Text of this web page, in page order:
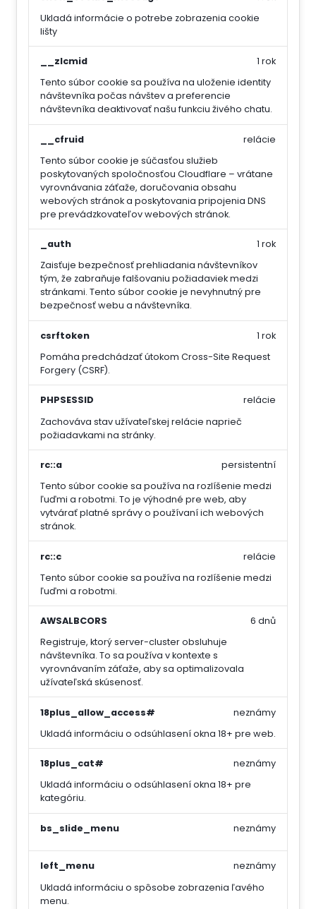
Ukladá informácie o potrebe zobrazenia cookie
lišty
__zlcmid
Tento súbor cookie sa používa na uloženie identity
návštevníka počas návštev a preferencie
návštevníka deaktivovať našu funkciu živého chatu.
1 rok
__cfruid
Tento súbor cookie je súčasťou služieb
poskytovaných spoločnosťou Cloudflare – vrátane
vyrovnávania záťaže, doručovania obsahu
webových stránok a poskytovania pripojenia DNS
pre prevádzkovateľov webových stránok.
relácie
_auth
Zaisťuje bezpečnosť prehliadania návštevníkov
tým, že zabraňuje falšovaniu požiadaviek medzi
stránkami. Tento súbor cookie je nevyhnutný pre
bezpečnosť webu a návštevníka.
1 rok
csrftoken
Pomáha predchádzať útokom Cross-Site Request
Forgery (CSRF).
1 rok
PHPSESSID
Zachováva stav užívateľskej relácie naprieč
požiadavkami na stránky.
relácie
rc::a
Tento súbor cookie sa používa na rozlíšenie medzi
ľuďmi a robotmi. To je výhodné pre web, aby
vytvárať platné správy o používaní ich webových
stránok.
persistentní
rc::c
Tento súbor cookie sa používa na rozlíšenie medzi
ľuďmi a robotmi.
relácie
AWSALBCORS
Registruje, ktorý server-cluster obsluhuje
návštevníka. To sa používa v kontexte s
vyrovnávaním záťaže, aby sa optimalizovala
užívateľská skúsenosť.
6 dnů
18plus_allow_access#
Ukladá informáciu o odsúhlasení okna 18+ pre web.
neznámy
18plus_cat#
Ukladá informáciu o odsúhlasení okna 18+ pre
kategóriu.
neznámy
bs_slide_menu neznámy
left_menu
Ukladá informáciu o spôsobe zobrazenia ľavého
menu.
neznámy